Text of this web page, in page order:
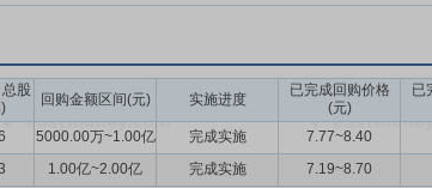
中心+基层服务网点”模式构建全程化、集成化、一站
了较为健全的农资商品销售体系和农业服务体系，形
、湖州及江苏省南京、扬州等地设立34家4S店，尤其
服务竞争优势。
的前提下,坚持现金分红为主的原则,公司利润分配不得
股
回购金额区间(元) 实施进度
已完成回购价格
(元)
已
5000.00万~1.00亿 完成实施 7.77~8.40
1.00亿~2.00亿 完成实施 7.19~8.70